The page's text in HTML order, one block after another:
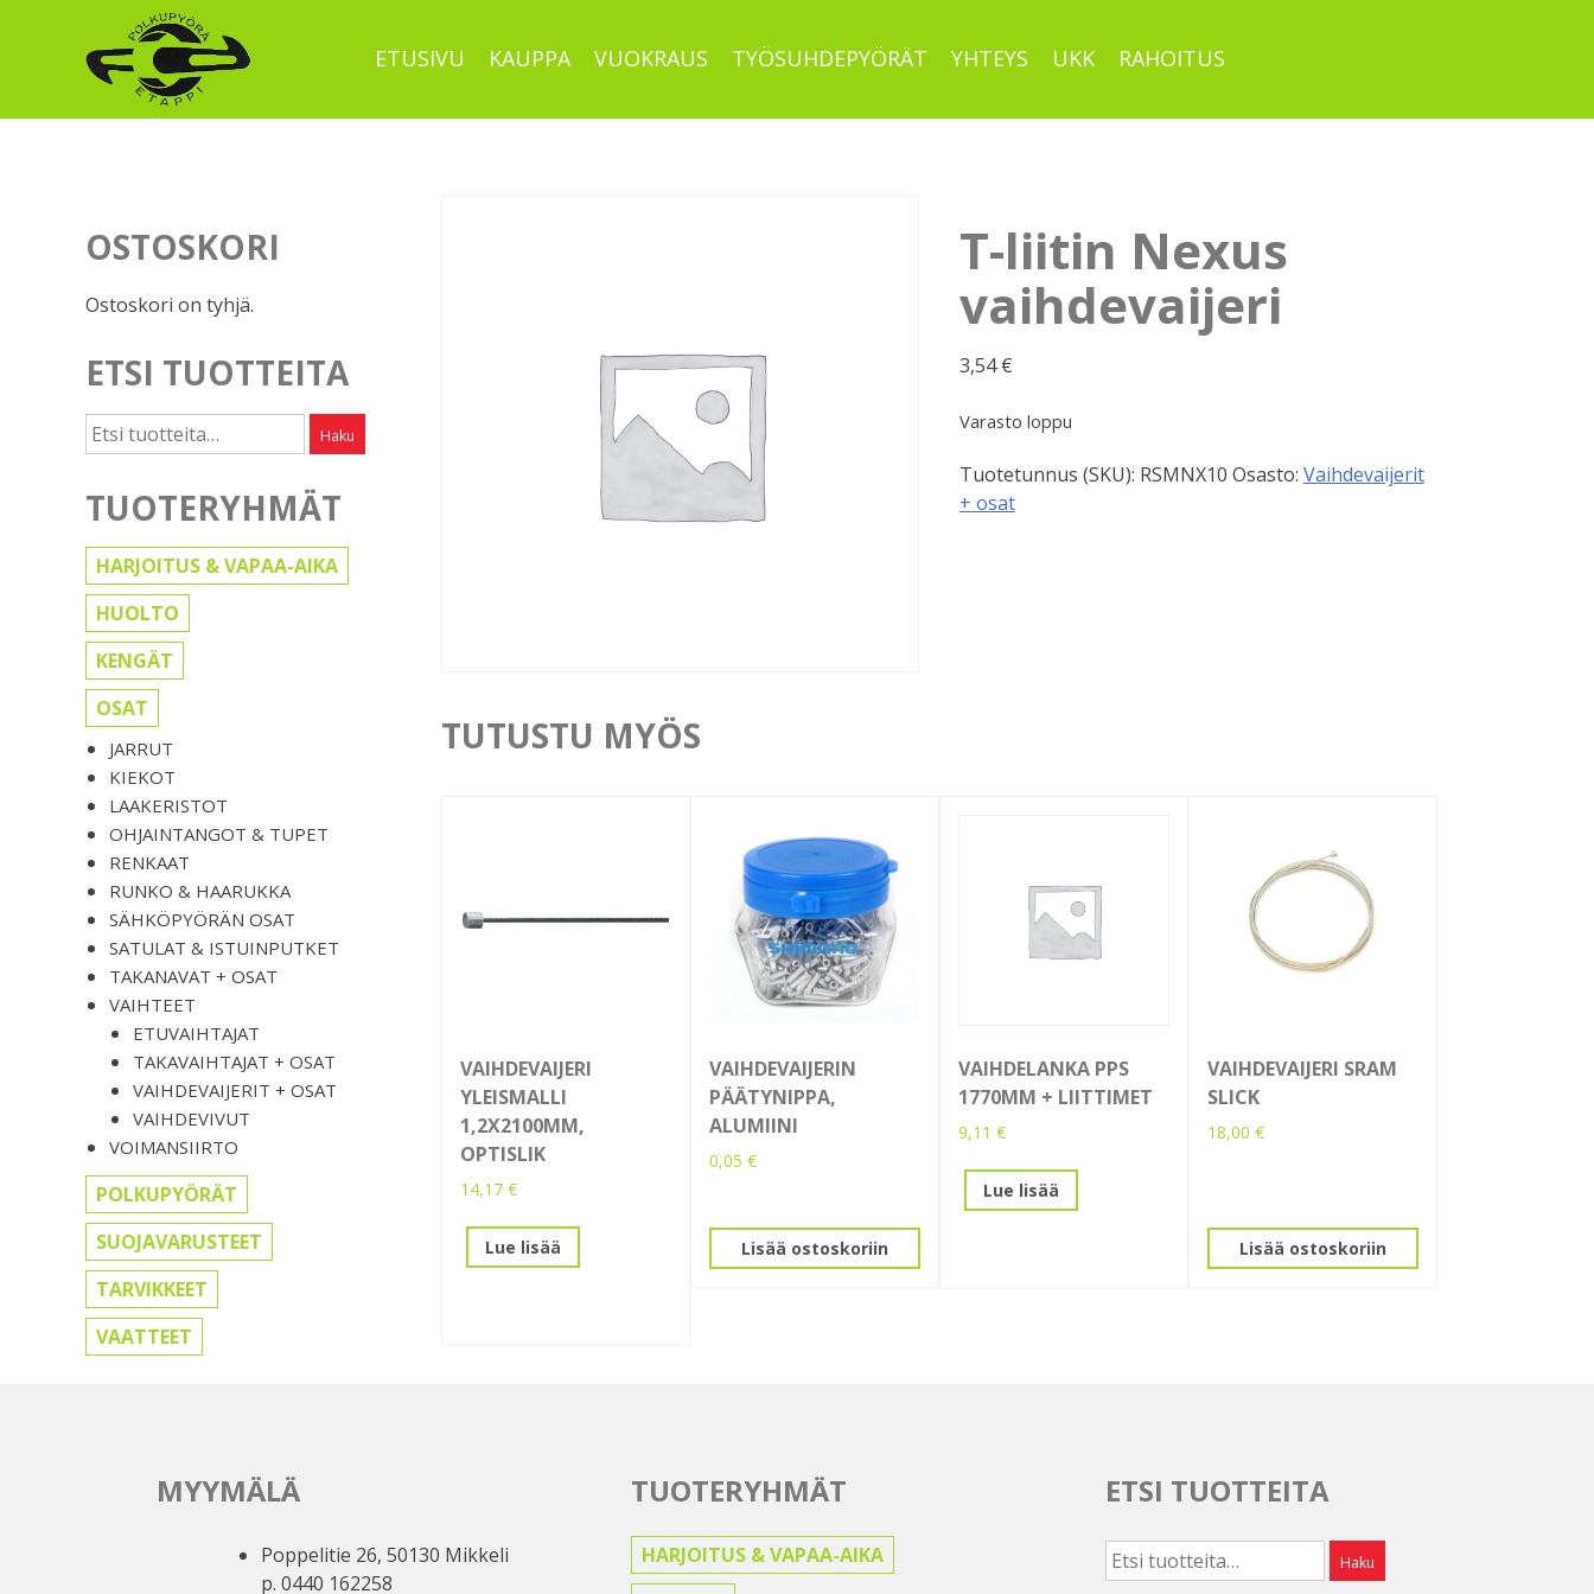
ETUSIVU KAUPPA VUOKRAUS TYÖSUHDEPYÖRÄT YHTEYS UKK RAHOITUS
OSTOSKORI
Ostoskori on tyhjä.
ETSI TUOTTEITA
Etsi: Haku
TUOTERYHMÄT
HARJOITUS & VAPAA-AIKA
HUOLTO
KENGÄT
OSAT
JARRUT
KIEKOT
LAAKERISTOT
OHJAINTANGOT & TUPET
RENKAAT
RUNKO & HAARUKKA
SÄHKÖPYÖRÄN OSAT
SATULAT & ISTUINPUTKET
TAKANAVAT + OSAT
VAIHTEET
ETUVAIHTAJAT
TAKAVAIHTAJAT + OSAT
VAIHDEVAIJERIT + OSAT
VAIHDEVIVUT
VOIMANSIIRTO
POLKUPYÖRÄT
SUOJAVARUSTEET
TARVIKKEET
VAATTEET
T-liitin Nexus
vaihdevaijeri
3,54€
Varasto loppu
Tuotetunnus (SKU): RSMNX10 Osasto: Vaihdevaijerit
+ osat
TUTUSTU MYÖS
VAIHDEVAIJERI
YLEISMALLI
1,2X2100MM,
OPTISLIK
14,17 €
Lue lisää
VAIHDEVAIJERIN
PÄÄTYNIPPA,
ALUMIINI
0,05 €
Lisää ostoskoriin
VAIHDELANKA PPS
1770MM + LIITTIMET
9,11 €
Lue lisää
VAIHDEVAIJERI SRAM
SLICK
18,00 €
Lisää ostoskoriin
MYYMÄLÄ
Poppelitie 26, 50130 Mikkeli
p. 0440 162258
TUOTERYHMÄT
HARJOITUS & VAPAA-AIKA
ETSI TUOTTEITA
Etsi: Haku